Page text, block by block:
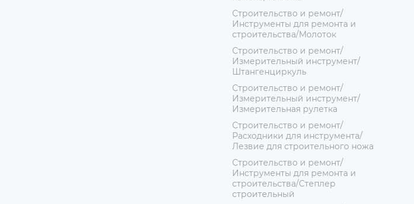
Строительство и ремонт/
Инструменты для ремонта и
строительства/Молоток
Строительство и ремонт/
Измерительный инструмент/
Штангенциркуль
Строительство и ремонт/
Измерительный инструмент/
Измерительная рулетка
Строительство и ремонт/
Расходники для инструмента/
Лезвие для строительного ножа
Строительство и ремонт/
Инструменты для ремонта и
строительства/Степлер
строительный